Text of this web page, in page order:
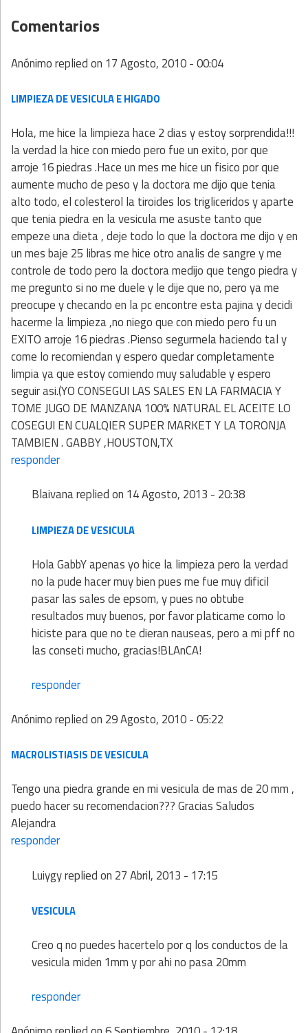
Comentarios
Anónimoreplied on 17 Agosto, 2010 - 00:04
LIMPIEZA DE VESICULA E HIGADO
Hola, me hice la limpieza hace 2 dias y estoy sorprendida!!!
la verdad la hice con miedo pero fue un exito, por que
arroje 16 piedras .Hace un mes me hice un fisico por que
aumente mucho de peso y la doctora me dijo que tenia
alto todo, el colesterol la tiroides los trigliceridos y aparte
que tenia piedra en la vesicula me asuste tanto que
empeze una dieta , deje todo lo que la doctora me dijo y en
un mes baje 25 libras me hice otro analis de sangre y me
controle de todo pero la doctora medijo que tengo piedra y
me pregunto si no me duele y le dije que no, pero ya me
preocupe y checando en la pc encontre esta pajina y decidi
hacerme la limpieza ,no niego que con miedo pero fu un
EXITO arroje 16 piedras .Pienso segurmela haciendo tal y
come lo recomiendan y espero quedar completamente
limpia ya que estoy comiendo muy saludable y espero
seguir asi.(YO CONSEGUI LAS SALES EN LA FARMACIA Y
TOME JUGO DE MANZANA 100% NATURAL EL ACEITE LO
COSEGUI EN CUALQIER SUPER MARKET Y LA TORONJA
TAMBIEN . GABBY ,HOUSTON,TX
responder
Blaivanareplied on 14 Agosto, 2013 - 20:38
LIMPIEZA DE VESICULA
Hola GabbY apenas yo hice la limpieza pero la verdad
no la pude hacer muy bien pues me fue muy dificil
pasar las sales de epsom, y pues no obtube
resultados muy buenos, por favor platicame como lo
hiciste para que no te dieran nauseas, pero a mi pff no
las conseti mucho, gracias!BLAnCA!
responder
Anónimoreplied on 29 Agosto, 2010 - 05:22
MACROLISTIASIS DE VESICULA
Tengo una piedra grande en mi vesicula de mas de 20 mm ,
puedo hacer su recomendacion??? Gracias Saludos
Alejandra
responder
Luiygyreplied on 27 Abril, 2013 - 17:15
VESICULA
Creo q no puedes hacertelo por q los conductos de la
vesicula miden 1mm y por ahi no pasa 20mm
responder